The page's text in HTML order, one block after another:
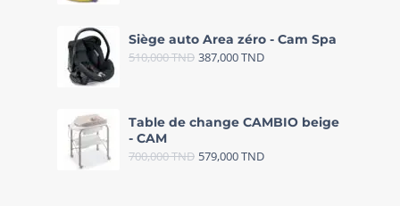
Siège auto Area zéro - Cam Spa
510,000TND 387,000TND
Table de change CAMBIO beige
- CAM
700,000TND 579,000TND